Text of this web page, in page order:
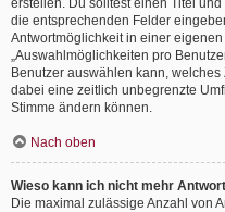
erstellen. Du solltest einen Titel
die entsprechenden Felder
Antwortmöglichkeit in einer
„Auswahlmöglichkeiten pro
Benutzer auswählen kann,
dabei eine zeitlich unbegrenzte
Stimme ändern können.
Nach oben
Wieso kann ich nicht mehr
Die maximal zulässige Anzahl von